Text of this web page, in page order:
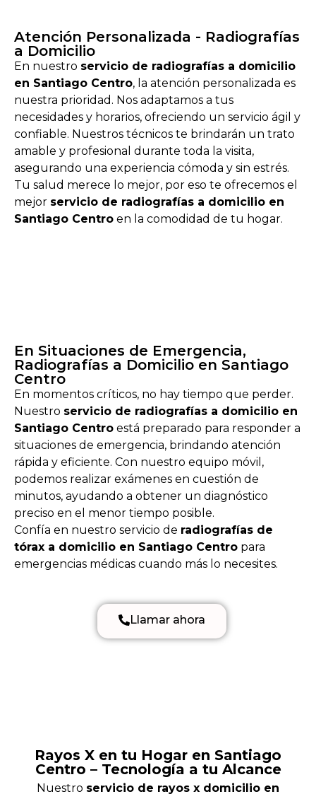
Atención Personalizada - Radiografías
a Domicilio
En nuestro servicio de radiografías a domicilio
en Santiago Centro, la atención personalizada es
nuestra prioridad. Nos adaptamos a tus
necesidades y horarios, ofreciendo un servicio ágil y
confiable. Nuestros técnicos te brindarán un trato
amable y profesional durante toda la visita,
asegurando una experiencia cómoda y sin estrés.
Tu salud merece lo mejor, por eso te ofrecemos el
mejor servicio de radiografías a domicilio en
Santiago Centro en la comodidad de tu hogar.
En Situaciones de Emergencia,
Radiografías a Domicilio en Santiago
Centro
En momentos críticos, no hay tiempo que perder.
Nuestro servicio de radiografías a domicilio en
Santiago Centro está preparado para responder a
situaciones de emergencia, brindando atención
rápida y eficiente. Con nuestro equipo móvil,
podemos realizar exámenes en cuestión de
minutos, ayudando a obtener un diagnóstico
preciso en el menor tiempo posible.
Confía en nuestro servicio de radiografías de
tórax a domicilio en Santiago Centro para
emergencias médicas cuando más lo necesites.
Llamar ahora
Rayos X en tu Hogar en Santiago
Centro – Tecnología a tu Alcance
Nuestro servicio de rayos x domicilio en